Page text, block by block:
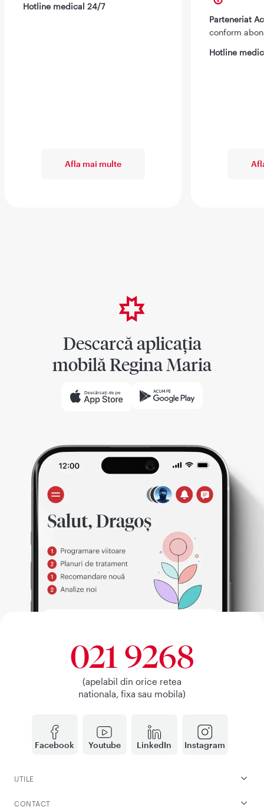
Hotline medical 24/7
Afla mai multe
Parteneriat
conform
Hotline
Descarcă aplicația
mobilă Regina Maria
Facebook Youtube LinkedIn Instagram
021 9268
(apelabil din orice retea
nationala, fixa sau mobila)
UTILE
CONTACT